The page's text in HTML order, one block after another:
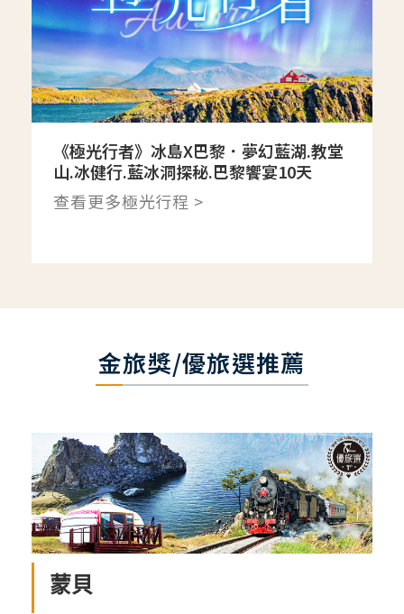
《極光行者》冰島X巴黎．夢幻藍湖.教堂
山.冰健行.藍冰洞探秘.巴黎饗宴10天
查看更多極光行程 >
金旅獎/優旅選推薦
蒙貝